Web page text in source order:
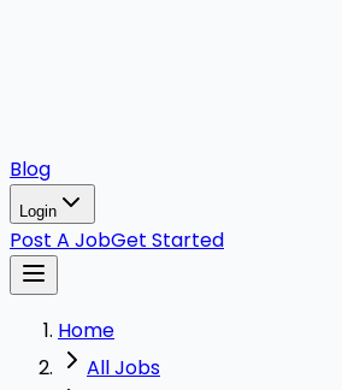
Blog
Login
Post A JobGet Started
Home
All Jobs